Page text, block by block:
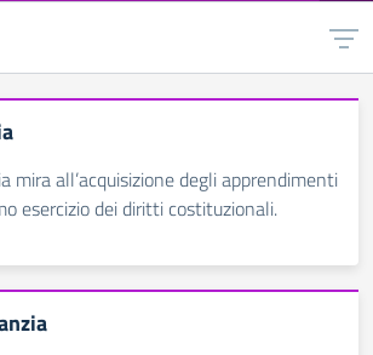
mira all’acquisizione degli apprendimenti
esercizio dei diritti costituzionali.